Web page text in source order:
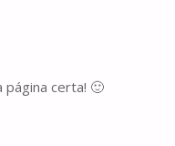
página certa! 🙂